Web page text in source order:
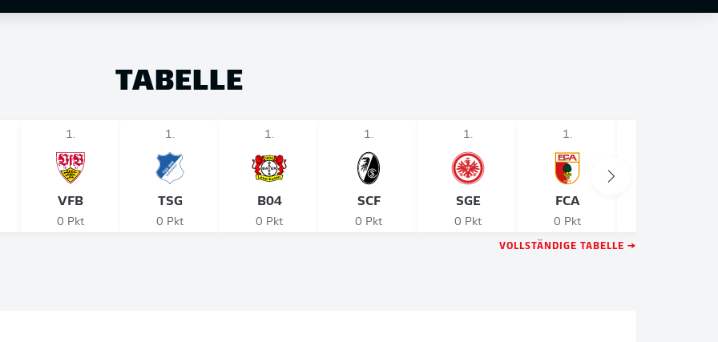
TABELLE
1.
VFB
0 Pkt
1.
TSG
0 Pkt
1.
B04
0 Pkt
1.
SCF
0 Pkt
1.
SGE
0 Pkt
1.
FCA
0 Pkt
VOLLSTÄNDIGE TABELLE →